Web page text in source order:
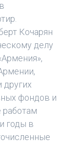
Кочарян
делу
фондов и
работам
годы в